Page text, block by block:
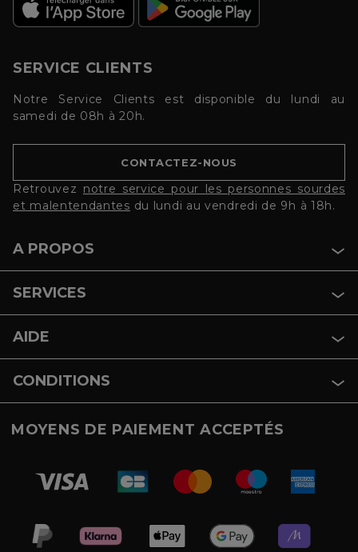
SERVICE CLIENTS
Notre Service Clients est disponible du lundi au
samedi de 08h à 20h.
CONTACTEZ-NOUS
Retrouvez notre service pour les personnes sourdes
et malentendantes du lundi au vendredi de 9h à 18h.
A PROPOS
SERVICES
AIDE
CONDITIONS
MOYENS DE PAIEMENT ACCEPTÉS